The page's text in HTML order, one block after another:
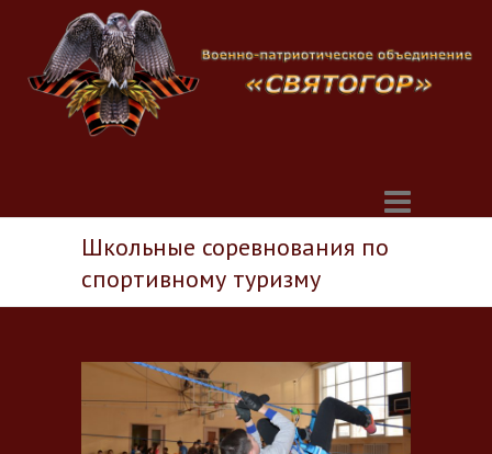
Школьные соревнования по
спортивному туризму